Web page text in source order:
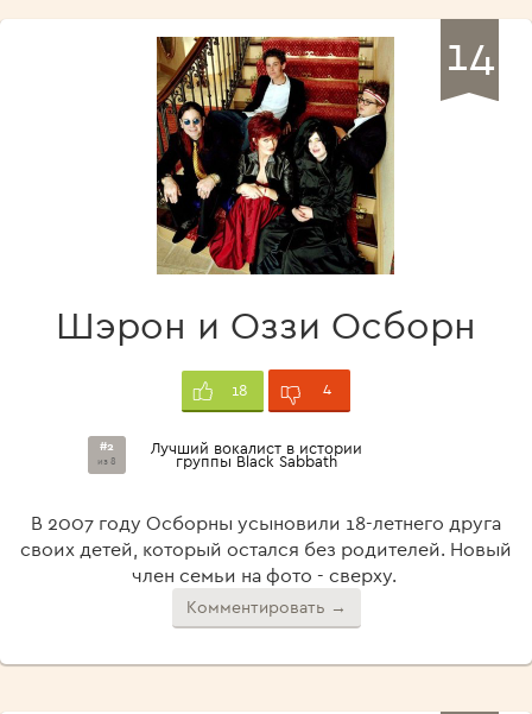
14
Шэрон и Оззи Осборн
18 4
#2
из 8
Лучший вокалист в истории
группы Black Sabbath
В 2007 году Осборны усыновили 18-летнего друга
своих детей, который остался без родителей. Новый
член семьи на фото - сверху.
Комментировать →